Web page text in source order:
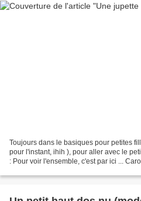
Toujours dans le basiques pour petites
pour l'instant, ihih ), pour aller avec le
: Pour voir l'ensemble, c'est par ici ...